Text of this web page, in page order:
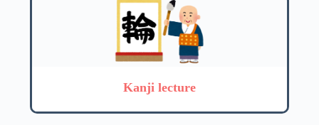
Kanji lecture